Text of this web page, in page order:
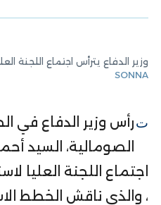
وزير الدفاع يترأس اجتماع اللجنة
SONNA
ترأس وزير الدفاع في الحكومة الفيدرالية
الصومالية، السيد
اجتماع اللجنة العليا
، والذي ناقش الخطط